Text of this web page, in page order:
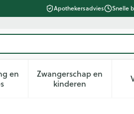
Apothekersadvies Snelle
verzorging en hygiëne
en
submenu voor Dieet, voeding en
Zwangerschap en
kinderenToon submenu